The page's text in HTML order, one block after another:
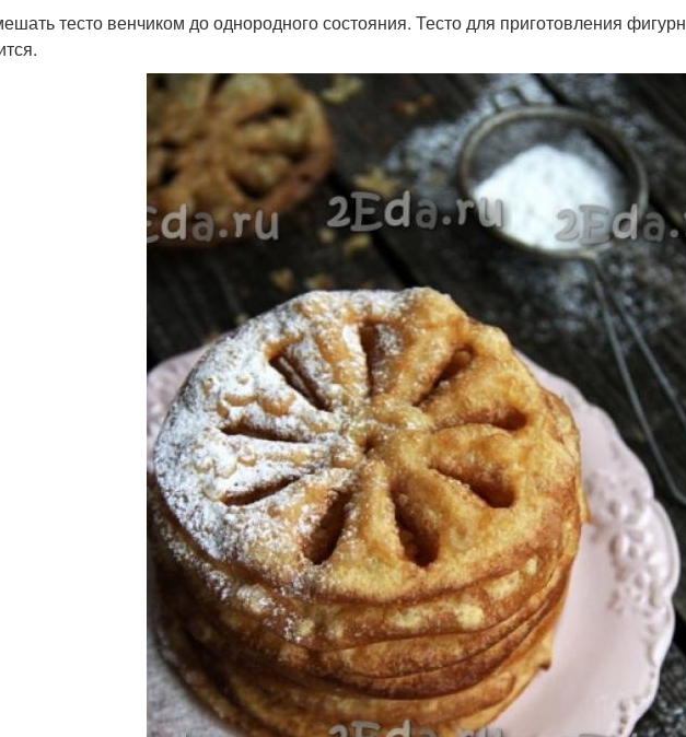
тесто венчиком до однородного состояния. Тесто для приготовления